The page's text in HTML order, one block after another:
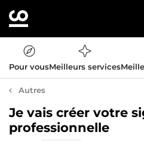
Pour vousMeilleurs services
Autres
Je vais créer votre
professionnelle